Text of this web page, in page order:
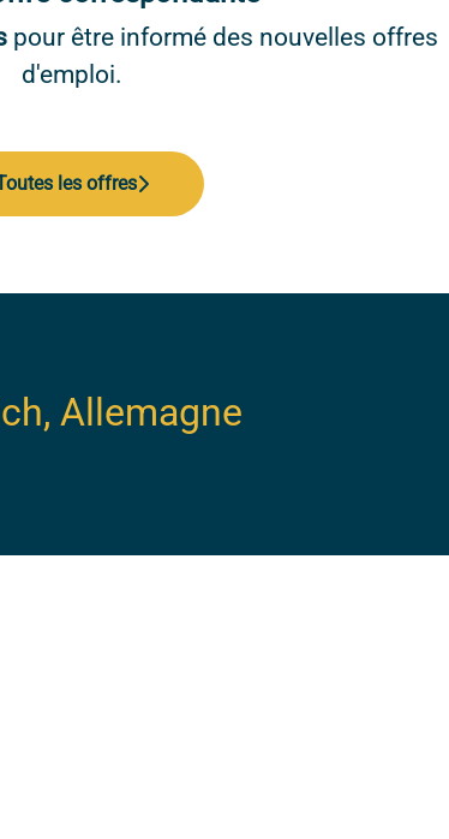
pour être informé des nouvelles offres
d'emploi.
les offres
Allemagne